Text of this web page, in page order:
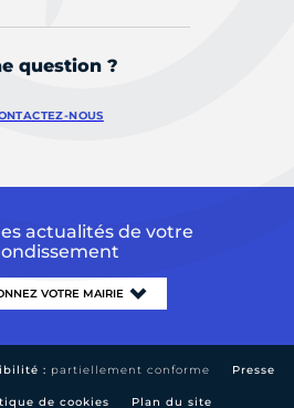
question ?
NOUS
actualités de votre
: partiellement conforme Presse
de cookies Plan du site